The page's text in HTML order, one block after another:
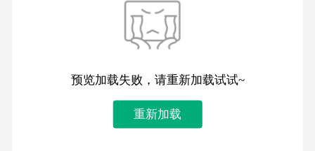
预览加载失败，请重新加载试试~
重新加载